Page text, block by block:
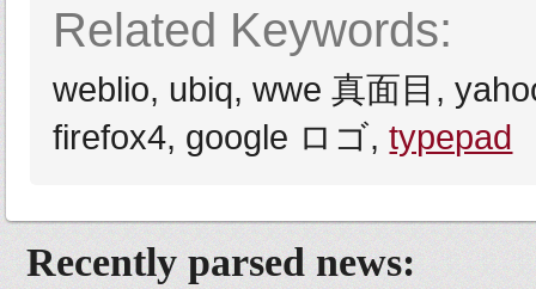
Related Keywords:
weblio, ubiq, wwe 真面目,
firefox4, google ロゴ,typepad
Recently parsed news: